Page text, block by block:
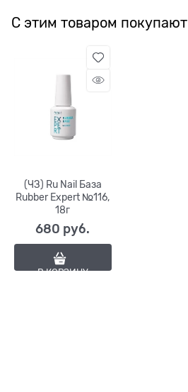
С этим товаром покупают
(ЧЗ) Ru Nail База
Rubber Expert №116,
18г
680 руб.
В КОРЗИНУ